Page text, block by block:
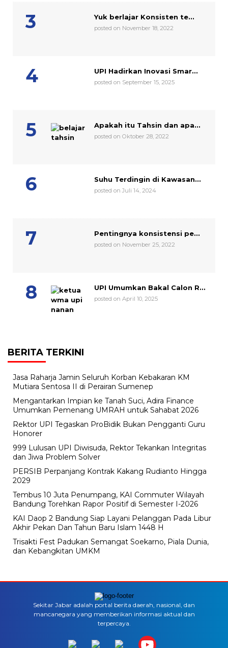
Yuk berlajar Konsisten te...
posted on November 18, 2022
UPI Hadirkan Inovasi Smar...
posted on September 15, 2025
Apakah itu Tahsin dan apa...
posted on Oktober 28, 2022
Suhu Terdingin di Kawasan...
posted on Juli 14, 2024
Pentingnya konsistensi pe...
posted on November 25, 2022
UPI Umumkan Bakal Calon R...
posted on April 10, 2025
BERITA TERKINI
Jasa Raharja Jamin Seluruh Korban Kebakaran KM
Mutiara Sentosa II di Perairan Sumenep
Mengantarkan Impian ke Tanah Suci, Adira Finance
Umumkan Pemenang UMRAH untuk Sahabat 2026
Rektor UPI Tegaskan ProBidik Bukan Pengganti Guru
Honorer
999 Lulusan UPI Diwisuda, Rektor Tekankan Integritas
dan Jiwa Problem Solver
PERSIB Perpanjang Kontrak Kakang Rudianto Hingga
2029
Tembus 10 Juta Penumpang, KAI Commuter Wilayah
Bandung Torehkan Rapor Positif di Semester I-2026
KAI Daop 2 Bandung Siap Layani Pelanggan Pada Libur
Akhir Pekan Dan Tahun Baru Islam 1448 H
Trisakti Fest Padukan Semangat Soekarno, Piala Dunia,
dan Kebangkitan UMKM
Sekitar Jabar adalah portal berita daerah, nasional, dan
mancanegara yang memberikan informasi aktual dan
terpercaya.